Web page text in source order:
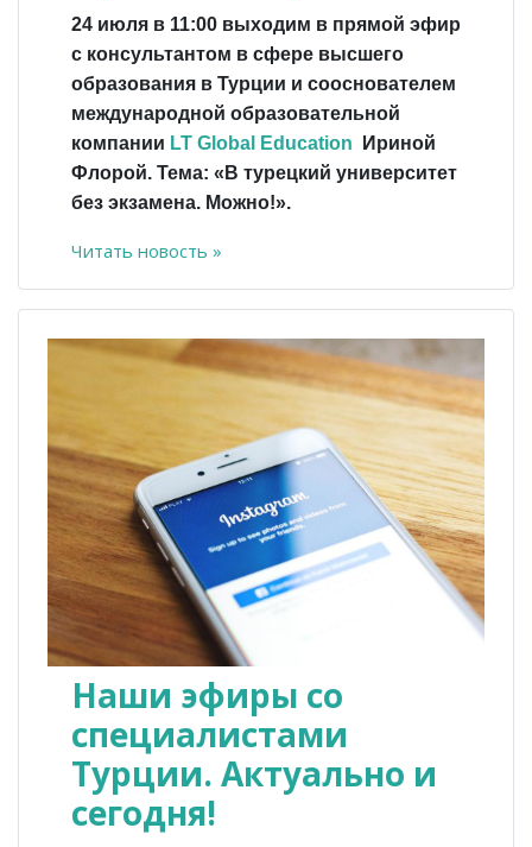
24 июля в 11:00 выходим в прямой эфир
с консультантом в сфере высшего
образования в Турции и сооснователем
международной образовательной
компании LT Global Education Ириной
Флорой. Тема: «В турецкий университет
без экзамена. Можно!».
Читать новость »
Наши эфиры со
специалистами
Турции. Актуально и
сегодня!